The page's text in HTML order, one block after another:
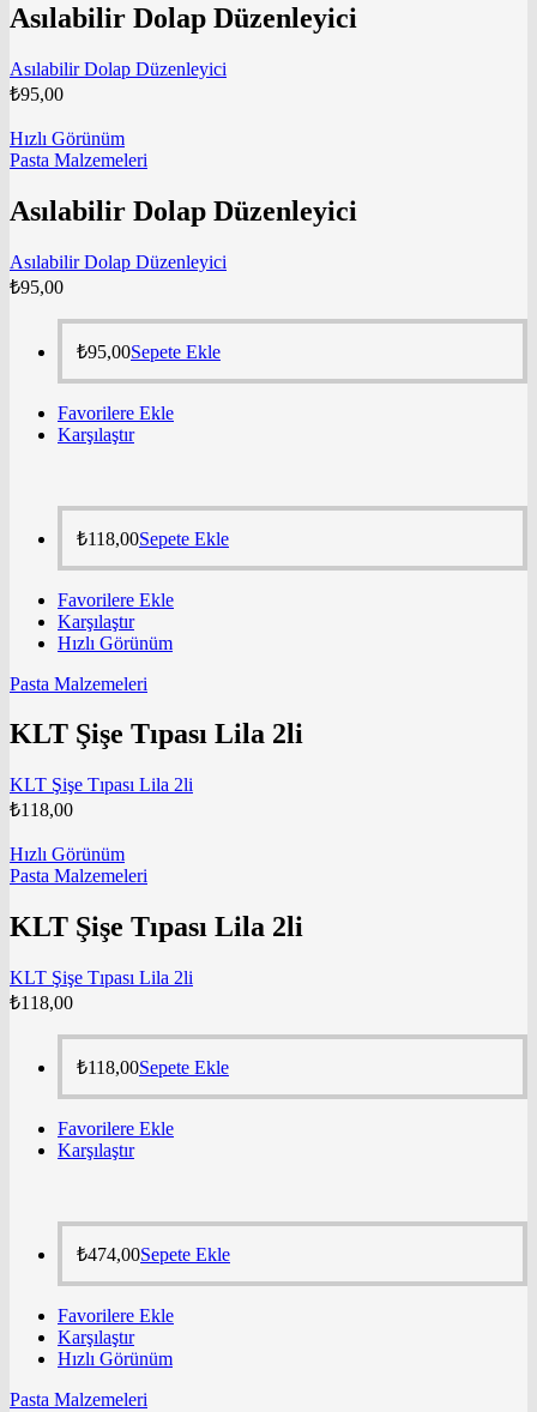
Asılabilir Dolap Düzenleyici
Asılabilir Dolap Düzenleyici
₺95,00
Hızlı Görünüm
Pasta Malzemeleri
Asılabilir Dolap Düzenleyici
Asılabilir Dolap Düzenleyici
₺95,00
₺95,00Sepete Ekle
Favorilere Ekle
Karşılaştır
₺118,00Sepete Ekle
Favorilere Ekle
Karşılaştır
Hızlı Görünüm
Pasta Malzemeleri
KLT Şişe Tıpası Lila 2li
KLT Şişe Tıpası Lila 2li
₺118,00
Hızlı Görünüm
Pasta Malzemeleri
KLT Şişe Tıpası Lila 2li
KLT Şişe Tıpası Lila 2li
₺118,00
₺118,00Sepete Ekle
Favorilere Ekle
Karşılaştır
₺474,00Sepete Ekle
Favorilere Ekle
Karşılaştır
Hızlı Görünüm
Pasta Malzemeleri